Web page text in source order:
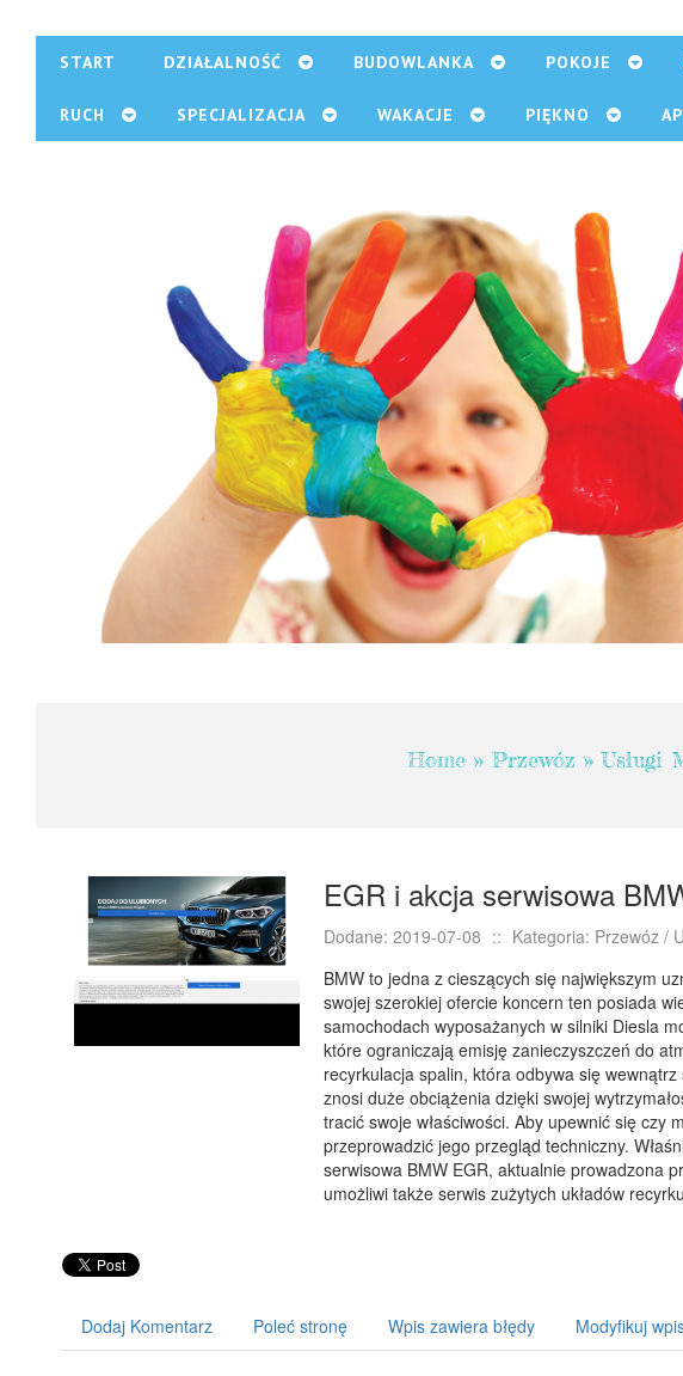
START DZIAŁALNOŚĆ BUDOWLANKA POKOJE
RUCH SPECJALIZACJA WAKACJE PIĘKNO
Home» Przewóz »Usługi
EGR i akcja serwisowa
Dodane: 2019-07-08 :: Kategoria: Przewóz /
BMW to jedna z cieszących się największym
swojej szerokiej ofercie koncern ten posiada
samochodach wyposażanych w silniki Diesla
które ograniczają emisję zanieczyszczeń do
recyrkulacja spalin, która odbywa się
znosi duże obciążenia dzięki swojej
tracić swoje właściwości. Aby upewnić się czy
przeprowadzić jego przegląd techniczny.
serwisowa BMW EGR, aktualnie prowadzona
umożliwi także serwis zużytych układów
Dodaj Komentarz Poleć stronę Wpis zawiera błędy Modyfikuj